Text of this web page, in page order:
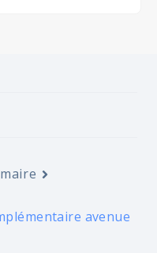
avenue